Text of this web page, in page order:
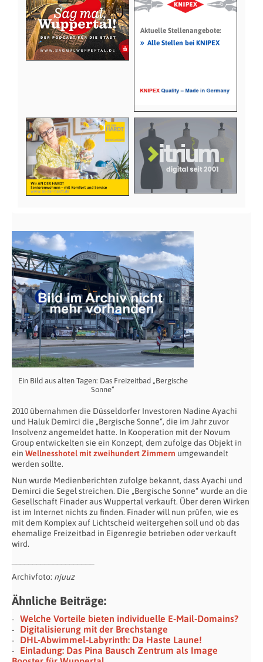
Aktuelle Stellenangebote:
» Alle Stellen bei KNIPEX
Ein Bild aus alten Tagen: Das Freizeitbad „Bergische
Sonne“
2010 übernahmen die Düsseldorfer Investoren Nadine Ayachi
und Haluk Demirci die „Bergische Sonne“, die im Jahr zuvor
Insolvenz angemeldet hatte. In Kooperation mit der Novum
Group entwickelten sie ein Konzept, dem zufolge das Objekt in
ein Wellnesshotel mit zweihundert Zimmern umgewandelt
werden sollte.
Nun wurde Medienberichten zufolge bekannt, dass Ayachi und
Demirci die Segel streichen. Die „Bergische Sonne“ wurde an die
Gesellschaft Finader aus Wuppertal verkauft. Über deren Wirken
ist im Internet nichts zu finden. Finader will nun prüfen, wie es
mit dem Komplex auf Lichtscheid weitergehen soll und ob das
ehemalige Freizeitbad in Eigenregie betrieben oder verkauft
wird.
Archivfoto: njuuz
Ähnliche Beiträge:
Welche Vorteile bieten individuelle E-Mail-Domains?
Digitalisierung mit der Brechstange
DHL-Abwimmel-Labyrinth: Da Haste Laune!
Einladung: Das Pina Bausch Zentrum als Image